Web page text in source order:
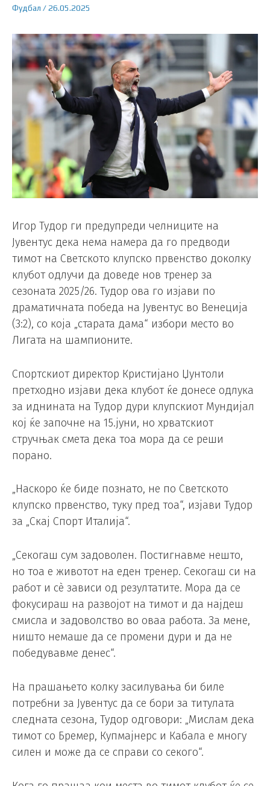
Фудбал /26.05.2025
Игор Тудор ги предупреди челниците на
Јувентус дека нема намера да го предводи
тимот на Светското клупско првенство доколку
клубот одлучи да доведе нов тренер за
сезоната 2025/26. Тудор ова го изјави по
драматичната победа на Јувентус во Венеција
(3:2), со која „старата дама“ избори место во
Лигата на шампионите.
Спортскиот директор Кристијано Џунтоли
претходно изјави дека клубот ќе донесе одлука
за иднината на Тудор дури клупскиот Мундијал
кој ќе започне на 15.јуни, но хрватскиот
стручњак смета дека тоа мора да се реши
порано.
„Наскоро ќе биде познато, не по Светското
клупско првенство, туку пред тоа“, изјави Тудор
за „Скај Спорт Италија“.
„Секогаш сум задоволен. Постигнавме нешто,
но тоа е животот на еден тренер. Секогаш си на
работ и сè зависи од резултатите. Мора да се
фокусираш на развојот на тимот и да најдеш
смисла и задоволство во оваа работа. За мене,
ништо немаше да се промени дури и да не
победувавме денес“.
На прашањето колку засилувања би биле
потребни за Јувентус да се бори за титулата
следната сезона, Тудор одговори: „Мислам дека
тимот со Бремер, Купмајнерс и Кабала е многу
силен и може да се справи со секого“.